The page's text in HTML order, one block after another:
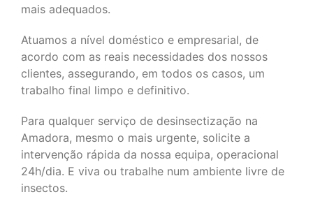
mais adequados.
Atuamos a nível doméstico e empresarial, de
acordo com as reais necessidades dos nossos
clientes, assegurando, em todos os casos, um
trabalho final limpo e definitivo.
Para qualquer serviço de desinsectização na
Amadora, mesmo o mais urgente, solicite a
intervenção rápida da nossa equipa, operacional
24h/dia. E viva ou trabalhe num ambiente livre de
insectos.